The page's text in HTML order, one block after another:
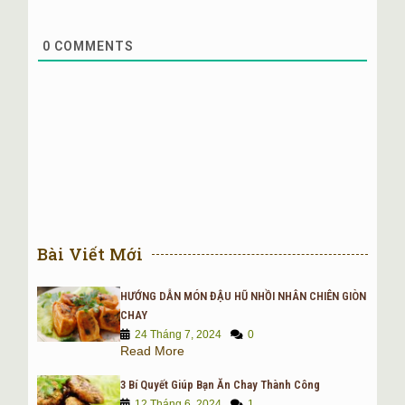
Bài Viết Mới
HƯỚNG DẪN MÓN ĐẬU HŨ NHỒI NHÂN CHIÊN GIÒN
CHAY
24 Tháng 7, 2024 0
Read More
3 Bí Quyết Giúp Bạn Ăn Chay Thành Công
đủ các axit amin thiết yếu với tỷ lệ khá cân đối với
Các phân tích sinh hóa hiện đại cho thấy: Đậu tương
thịt tốt nhất mới chỉ đạt dưới 20%hàm lượng protein
hoàn hảo.
Rõ rằng: Giá trị dinh dưỡng của thịt thấp hơn hẳn so
với đậu nành về mọi mặt. Thế nhưng giá trị thịt lại cao
hơn hơn đậu nành nhiều. Nghịch lý đó là do sự không
hiểu biết lâu nay gây ra.
0 COMMENTS